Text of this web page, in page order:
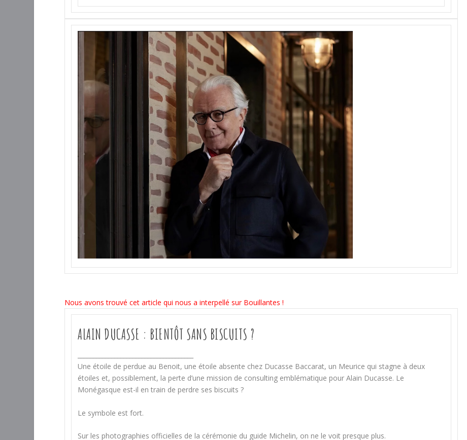
Nous avons trouvé cet article qui nous a interpellé sur Bouillantes !
ALAIN DUCASSE : BIENTÔT SANS BISCUITS ?
Une étoile de perdue au Benoit, une étoile absente chez Ducasse Baccarat, un Meurice qui stagne à deux
étoiles et, possiblement, la perte d’une mission de consulting emblématique pour Alain Ducasse. Le
Monégasque est-il en train de perdre ses biscuits ?
Le symbole est fort.
Sur les photographies officielles de la cérémonie du guide Michelin, on ne le voit presque plus.